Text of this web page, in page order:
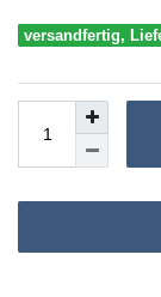
versandfertig,